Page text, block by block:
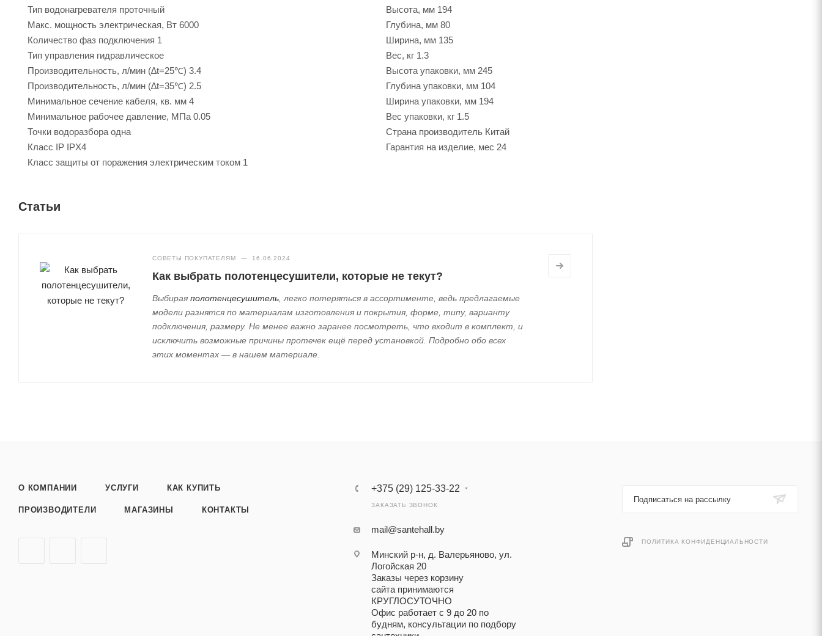
Тип водонагревателя проточный
Макс. мощность электрическая, Вт 6000
Количество фаз подключения 1
Тип управления гидравлическое
Производительность, л/мин (∆t=25℃) 3.4
Производительность, л/мин (∆t=35℃) 2.5
Минимальное сечение кабеля, кв. мм 4
Минимальное рабочее давление, МПа 0.05
Точки водоразбора одна
Класс IP IPX4
Класс защиты от поражения электрическим током 1
Высота, мм 194
Глубина, мм 80
Ширина, мм 135
Вес, кг 1.3
Высота упаковки, мм 245
Глубина упаковки, мм 104
Ширина упаковки, мм 194
Вес упаковки, кг 1.5
Страна производитель Китай
Гарантия на изделие, мес 24
Статьи
СОВЕТЫ ПОКУПАТЕЛЯМ — 16.06.2024
Как выбрать полотенцесушители, которые не текут?
Выбираяполотенцесушитель , легко потеряться в ассортименте, ведь предлагаемые
модели разнятся по материалам изготовления и покрытия, форме, типу, варианту
подключения, размеру. Не менее важно заранее посмотреть, что входит в комплект, и
исключить возможные причины протечек ещё перед установкой. Подробно обо всех
этих моментах — в нашем материале.
О КОМПАНИИ УСЛУГИ КАК КУПИТЬ
ПРОИЗВОДИТЕЛИ МАГАЗИНЫ КОНТАКТЫ
+375 (29) 125-33-22
ЗАКАЗАТЬ ЗВОНОК
mail@santehall.by
Минский р-н, д. Валерьяново, ул.
Логойская 20
Заказы через корзину
сайта принимаются
КРУГЛОСУТОЧНО
Офис работает с 9 до 20 по
будням, консультации по подбору
Подписаться на рассылку
ПОЛИТИКА КОНФИДЕНЦИАЛЬНОСТИ